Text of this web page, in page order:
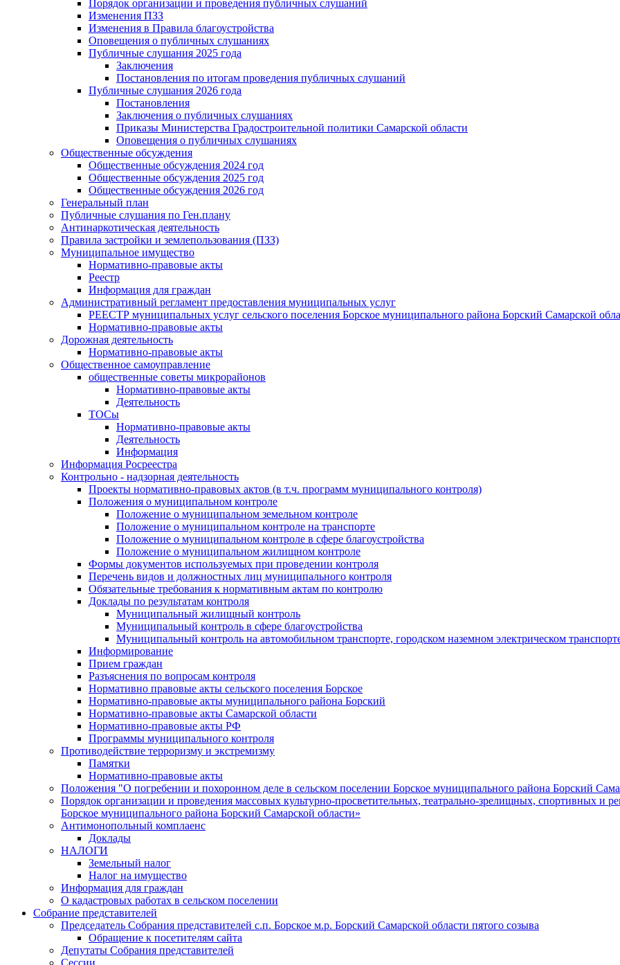
Порядок организации и проведения публичных слушаний
Изменения ПЗЗ
Изменения в Правила благоустройства
Оповещения о публичных слушаниях
Публичные слушания 2025 года
Заключения
Постановления по итогам проведения публичных слушаний
Публичные слушания 2026 года
Постановления
Заключения о публичных слушаниях
Приказы Министерства Градостроительной политики Самарской области
Оповещения о публичных слушаниях
Общественные обсуждения
Общественные обсуждения 2024 год
Общественные обсуждения 2025 год
Общественные обсуждения 2026 год
Генеральный план
Публичные слушания по Ген.плану
Антинаркотическая деятельность
Правила застройки и землепользования (ПЗЗ)
Муниципальное имущество
Нормативно-правовые акты
Реестр
Информация для граждан
Административный регламент предоставления муниципальных услуг
РЕЕСТР муниципальных услуг сельского поселения Борское муниципального района Борский Самарской
Нормативно-правовые акты
Дорожная деятельность
Нормативно-правовые акты
Общественное самоуправление
общественные советы микрорайонов
Нормативно-правовые акты
Деятельность
ТОСы
Нормативно-правовые акты
Деятельность
Информация
Информация Росреестра
Контрольно - надзорная деятельность
Проекты нормативно-правовых актов (в т.ч. программ муниципального контроля)
Положения о муниципальном контроле
Положение о муниципальном земельном контроле
Положение о муниципальном контроле на транспорте
Положение о муниципальном контроле в сфере благоустройства
Положение о муниципальном жилищном контроле
Формы документов используемых при проведении контроля
Перечень видов и должностных лиц муниципального контроля
Обязательные требования к нормативным актам по контролю
Доклады по результатам контроля
Муниципальный жилищный контроль
Муниципальный контроль в сфере благоустройства
Муниципальный контроль на автомобильном транспорте, городском наземном электрическом
Информирование
Прием граждан
Разъяснения по вопросам контроля
Нормативно правовые акты сельского поселения Борское
Нормативно-правовые акты муниципального района Борский
Нормативно-правовые акты Самарской области
Нормативно-правовые акты РФ
Программы муниципального контроля
Противодействие терроризму и экстремизму
Памятки
Нормативно-правовые акты
Положения "О погребении и похоронном деле в сельском поселении Борское муниципального района Борский
Порядок организации и проведения массовых культурно-просветительных, театрально-зрелищных, спортивных и
Борское муниципального района Борский Самарской области»
Антимонопольный комплаенс
Доклады
НАЛОГИ
Земельный налог
Налог на имущество
Информация для граждан
О кадастровых работах в сельском поселении
Собрание представителей
Председатель Собрания представителей с.п. Борское м.р. Борский Самарской области пятого созыва
Обращение к посетителям сайта
Депутаты Собрания представителей
Сессии